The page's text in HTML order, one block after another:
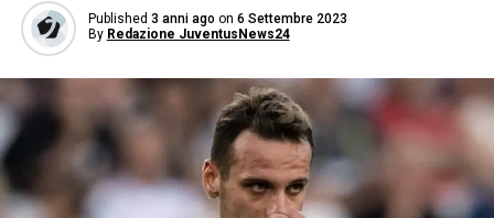
Published 3 anni ago on 6 Settembre 2023
By Redazione JuventusNews24